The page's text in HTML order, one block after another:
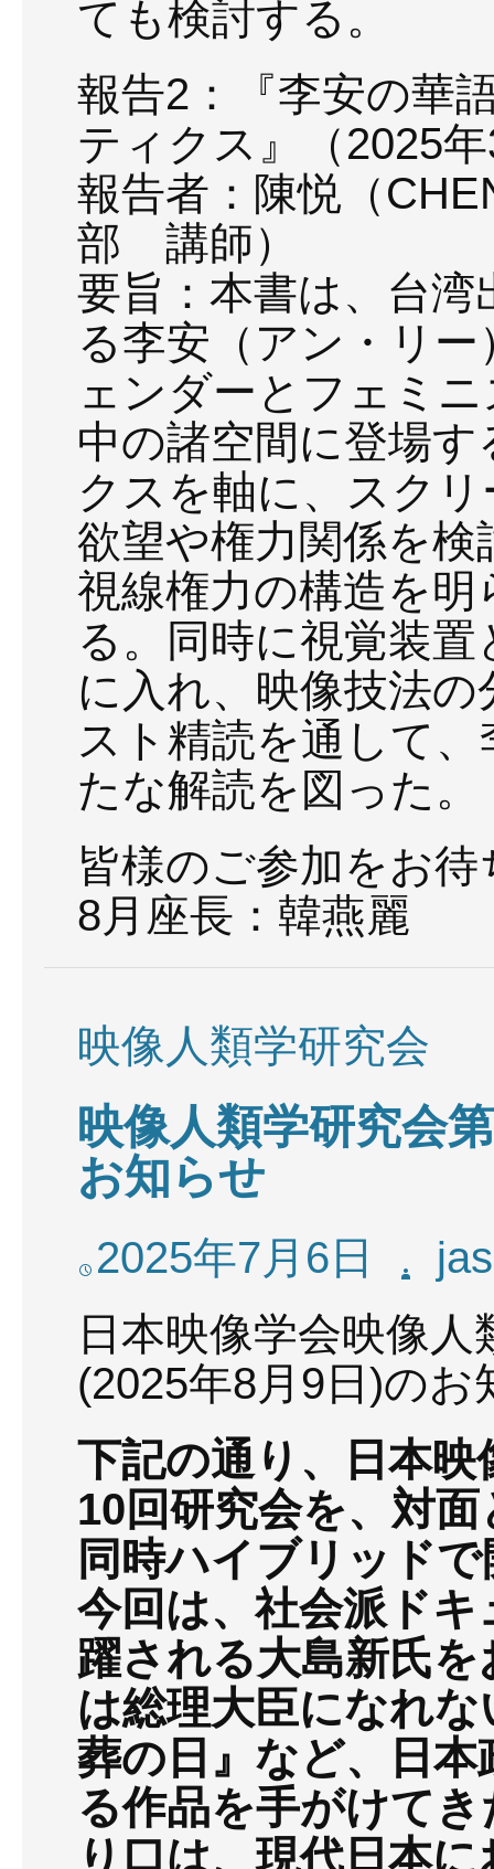
ても検討する。
報告2：『李安の華
ティクス』（2025
報告者：陳悦（
部 講師）
要旨：本書は、台
る李安（アン・リ
ェンダーとフェミ
中の諸空間に登場
クスを軸に、スク
欲望や権力関係を
視線権力の構造を
る。同時に視覚装
に入れ、映像技法
スト精読を通して
たな解読を図った。
皆様のご参加をお
8月座長：韓燕麗
映像人類学研究会
映像人類学研究会
お知らせ
2025年7月6日
日本映像学会映像
(2025年8月9日)のお
下記の通り、日本映
10回研究会を、対
同時ハイブリッド
今回は、社会派ド
躍される大島新氏
は総理大臣になれ
葬の日』など、日
る作品を手がけて
り口は、現代日本